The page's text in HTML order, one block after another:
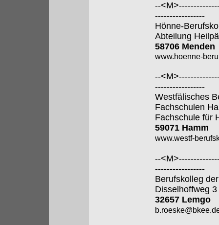
--
-----------------
Hönne-
Abteilung
58706 Menden
www.hoenne-
--
-----------------
Westfälisches
Fachschulen
Fachschule für
59071 Hamm
www.westf-
--
-----------------
Berufskolleg
Disselhoffweg 3
32657 Lemgo